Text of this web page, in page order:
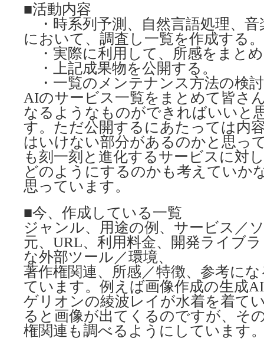
■活動内容
・時系列予測、自然言語処理、
において、調査し一覧を作成する。
・実際に利用して、所感をまと
・上記成果物を公開する。
・一覧のメンテナンス方法の検討
AIのサービス一覧をまとめて皆さ
なるようなものができればいいと
す。ただ公開するにあたっては内
はいけない部分があるのかと思っ
も刻一刻と進化するサービスに対
どのようにするのかも考えていか
思っています。
■今、作成している一覧
ジャンル、用途の例、サービス／
元、URL、利用料金、開発ライブ
な外部ツール／環境、
著作権関連、所感／特徴、参考に
ています。例えば画像作成の生成
ゲリオンの綾波レイが水着を着て
ると画像が出てくるのですが、そ
権関連も調べるようにしています